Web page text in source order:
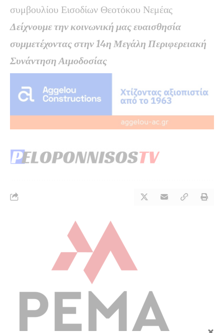
συμβουλίου Εισοδίων Θεοτόκου Νεμέας
Δείχνουμε την κοινωνική μας ευαισθησία
συμμετέχοντας στην 14η Μεγάλη Περιφερειακή
Συνάντηση Αιμοδοσίας